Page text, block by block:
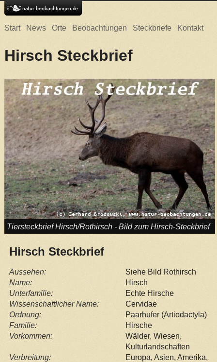
Start News Orte Beobachtungen Steckbriefe Kontakt
Hirsch Steckbrief
Tiersteckbrief Hirsch/Rothirsch - Bild zum Hirsch-Steckbrief
Hirsch Steckbrief
Aussehen:
Siehe Bild Rothirsch
Name:
Hirsch
Unterfamilie:
Echte Hirsche
Wissenschaftlicher Name:
Cervidae
Ordnung:
Paarhufer (Artiodactyla)
Familie:
Hirsche
Vorkommen:
Wälder, Wiesen,
Kulturlandschaften
Verbreitung:
Europa, Asien, Amerika,